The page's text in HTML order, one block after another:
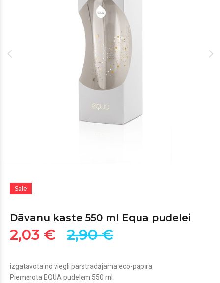
Sale
Dāvanu kaste 550 ml Equa pudelei
2,03 € 2,90 €
izgatavota no viegli parstradājama eco-papīra
Piemērota EQUA pudelēm 550 ml